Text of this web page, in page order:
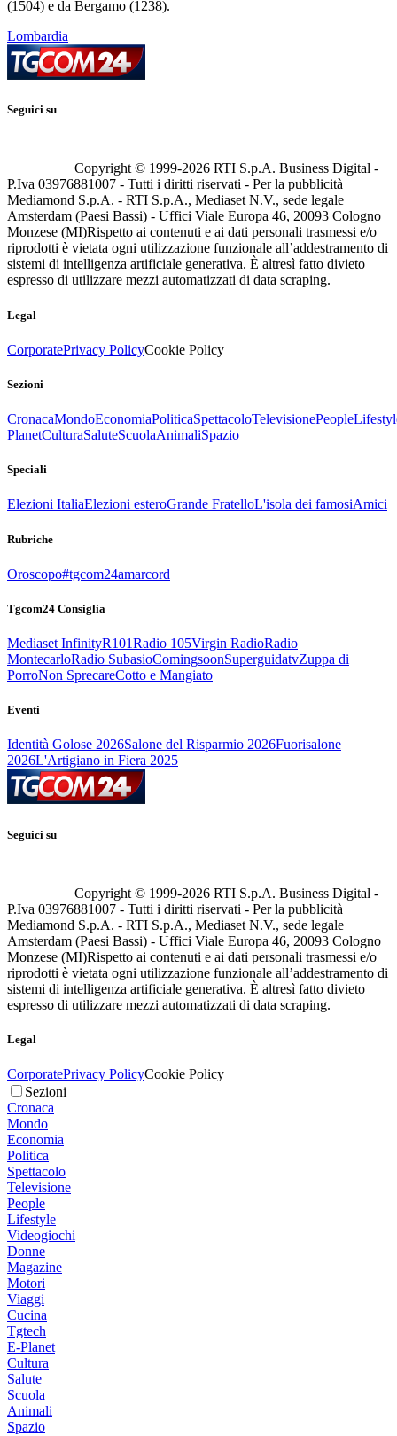
(1504) e da Bergamo (1238).
Lombardia
Seguici su
Copyright © 1999-2026 RTI S.p.A. Business Digital -
P.Iva 03976881007 - Tutti i diritti riservati - Per la pubblicità
Mediamond S.p.A. - RTI S.p.A., Mediaset N.V., sede legale
Amsterdam (Paesi Bassi) - Uffici Viale Europa 46, 20093 Cologno
Monzese (MI)Rispetto ai contenuti e ai dati personali trasmessi e/o
riprodotti è vietata ogni utilizzazione funzionale all’addestramento di
sistemi di intelligenza artificiale generativa. È altresì fatto divieto
espresso di utilizzare mezzi automatizzati di data scraping.
Legal
CorporatePrivacy PolicyCookie Policy
Sezioni
CronacaMondoEconomiaPoliticaSpettacoloTelevisionePeople
PlanetCulturaSaluteScuolaAnimaliSpazio
Speciali
Elezioni ItaliaElezioni esteroGrande FratelloL'isola dei famosiAmici
Rubriche
Oroscopo#tgcom24amarcord
Tgcom24 Consiglia
Mediaset InfinityR101Radio 105Virgin RadioRadio
MontecarloRadio SubasioComingsoonSuperguidatvZuppa di
PorroNon SprecareCotto e Mangiato
Eventi
Identità Golose 2026Salone del Risparmio 2026Fuorisalone
2026L'Artigiano in Fiera 2025
Seguici su
Copyright © 1999-2026 RTI S.p.A. Business Digital -
P.Iva 03976881007 - Tutti i diritti riservati - Per la pubblicità
Mediamond S.p.A. - RTI S.p.A., Mediaset N.V., sede legale
Amsterdam (Paesi Bassi) - Uffici Viale Europa 46, 20093 Cologno
Monzese (MI)Rispetto ai contenuti e ai dati personali trasmessi e/o
riprodotti è vietata ogni utilizzazione funzionale all’addestramento di
sistemi di intelligenza artificiale generativa. È altresì fatto divieto
espresso di utilizzare mezzi automatizzati di data scraping.
Legal
CorporatePrivacy PolicyCookie Policy
Sezioni
Cronaca
Mondo
Economia
Politica
Spettacolo
Televisione
People
Lifestyle
Videogiochi
Donne
Magazine
Motori
Viaggi
Cucina
Tgtech
E-Planet
Cultura
Salute
Scuola
Animali
Spazio